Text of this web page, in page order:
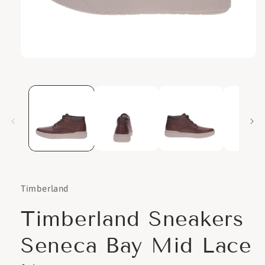
Timberland
Timberland Sneakers
Seneca Bay Mid Lace